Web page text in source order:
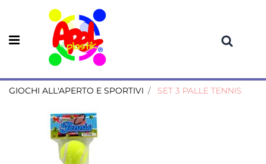
Open menu
GIOCHI ALL'APERTO E SPORTIVI SET 3 PALLE TENNIS